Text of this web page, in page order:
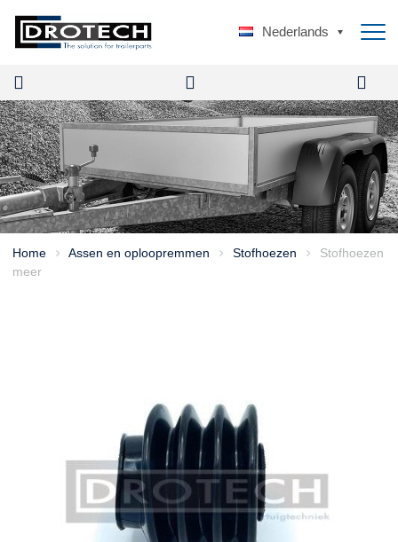
Nederlands
Home > Assen en oploopremmen > Stofhoezen >
Stofhoezen
meer